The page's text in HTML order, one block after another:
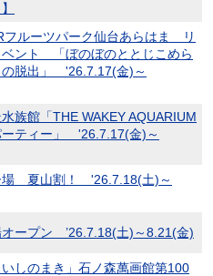
フルーツパーク仙台あらはま リ
ベント 「ぼのぼのととじこめら
の脱出」 '26.7.17(金)～
族館「THE WAKEY AQUARIUM
ーティー」 '26.7.17(金)～
場 夏山割！ '26.7.18(土)～
オープン ’26.7.18(土)～8.21(金)
いしのまき」石ノ森萬画館第100